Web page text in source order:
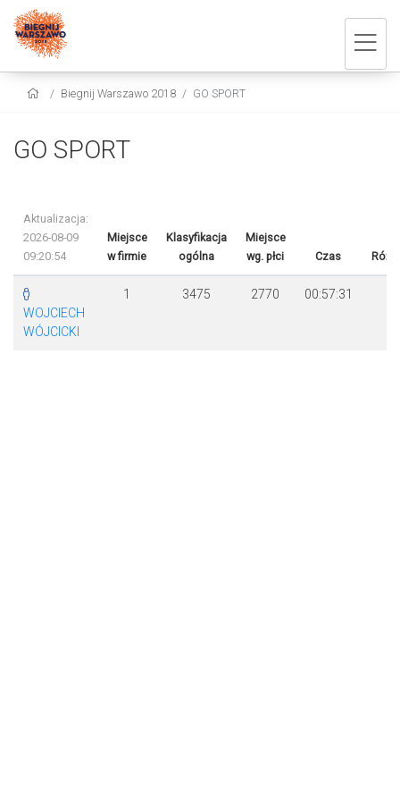
Biegnij Warszawo 2018 GO SPORT
GO SPORT
Aktualizacja:
2026-08-09
09:20:54
Miejsce
w firmie
Klasyfikacja
ogólna
Miejsce
wg. płci
Czas
WOJCIECH
WÓJCICKI
1 3475 2770 00:57:31